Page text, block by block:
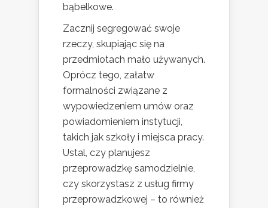
bąbelkowe.
Zacznij segregować swoje
rzeczy, skupiając się na
przedmiotach mało używanych.
Oprócz tego, załatw
formalności związane z
wypowiedzeniem umów oraz
powiadomieniem instytucji,
takich jak szkoły i miejsca pracy.
Ustal, czy planujesz
przeprowadzkę samodzielnie,
czy skorzystasz z usług firmy
przeprowadzkowej – to również